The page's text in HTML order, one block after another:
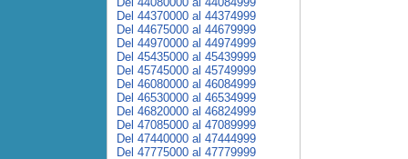
Del 44370000 al 44374999
Del 44675000 al 44679999
Del 44970000 al 44974999
Del 45435000 al 45439999
Del 45745000 al 45749999
Del 46080000 al 46084999
Del 46530000 al 46534999
Del 46820000 al 46824999
Del 47085000 al 47089999
Del 47440000 al 47444999
Del 47775000 al 47779999